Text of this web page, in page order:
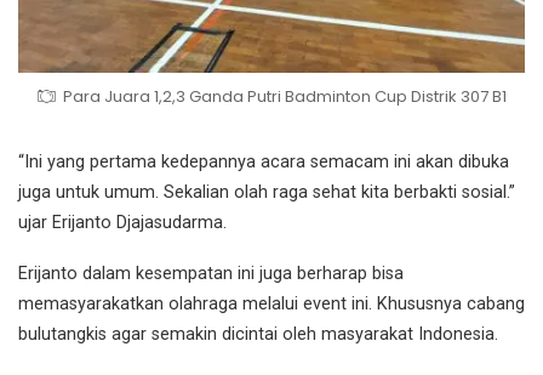
Para Juara 1,2,3 Ganda Putri Badminton Cup Distrik 307 B1
“Ini yang pertama kedepannya acara semacam ini akan dibuka
juga untuk umum. Sekalian olah raga sehat kita berbakti sosial.”
ujar Erijanto Djajasudarma.
Erijanto dalam kesempatan ini juga berharap bisa
memasyarakatkan olahraga melalui event ini. Khususnya cabang
bulutangkis agar semakin dicintai oleh masyarakat Indonesia.